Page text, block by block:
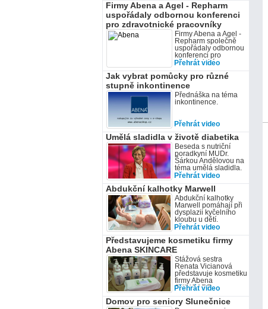
Firmy Abena a Agel - Repharm
uspořádaly odbornou konferenci
pro zdravotnické pracovníky
Firmy Abena a Agel -
Repharm společně
uspořádaly odbornou
konferenci pro
zdravotnické
pracovníky. Dějištěm
se stal 21. listopadu
hotel Duo na Horní
Bečvě a cílovou
skupinou střední a
vyšší zdravotnick
Přehrát video
Jak vybrat pomůcky pro různé
stupně inkontinence
Přednáška na téma
inkontinence.
Přehrát video
Umělá sladidla v životě diabetika
Beseda s nutriční
poradkyní MUDr.
Šárkou Andělovou na
téma umělá sladidla.
Přehrát video
Abdukční kalhotky Marwell
Abdukční kalhotky
Marwell pomáhají při
dysplazii kyčelního
kloubu u dětí.
Přehrát video
Představujeme kosmetiku firmy
Abena SKINCARE
Stážová sestra
Renata Vicianová
představuje kosmetiku
firmy Abena
SKINCARE.
Přehrát video
Domov pro seniory Slunečnice